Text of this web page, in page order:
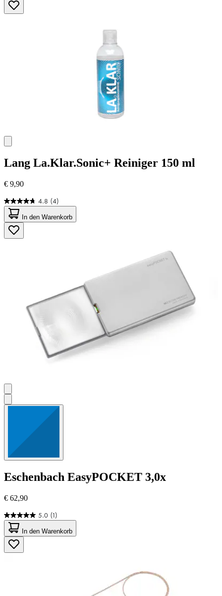
Sternen.
45
Lang La.Klar.Sonic+ Reiniger 150 ml
€ 9,90
4.8 (4)
4.8
von
5
Sternen.
4
In den Warenkorb
Eschenbach EasyPOCKET 3,0x
€ 62,90
5.0 (1)
5.0
von
5
Sternen.
1
In den Warenkorb